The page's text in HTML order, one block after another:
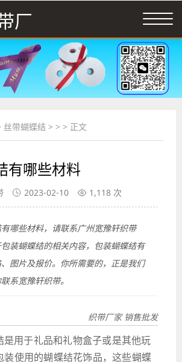
厂
丝带蝴蝶结 > > > 正文
有哪些材料
2023-02-10 1,118 次
哪些材料，请联系广州宽豫轩织带
装蝴蝶结的相关内容，包装蝴蝶结有
图片及报价。你所需要的，正是我们
系宽豫轩织带。
织带厂家 销售批发
是用于礼品和礼物盒子或是其他玩
装使用的蝴蝶结花饰品，这些蝴蝶